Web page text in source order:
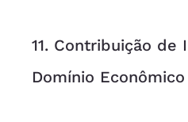
11. Contribuição de
Domínio Econômico